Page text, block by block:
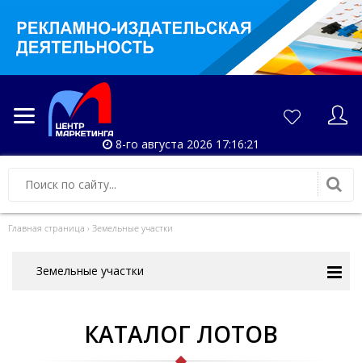
8-го августа 2026 17:16:22
Главная страница › Земельные участки
Земельные участки
КАТАЛОГ ЛОТОВ